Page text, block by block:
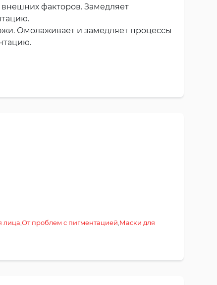
факторов. Замедляет
Омолаживает и замедляет процессы
лица,От проблем с пигментацией,Маски для